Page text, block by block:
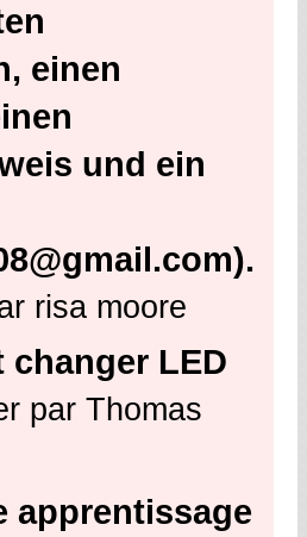
einen
und ein
risa moore
changer LED
par Thomas
apprentissage